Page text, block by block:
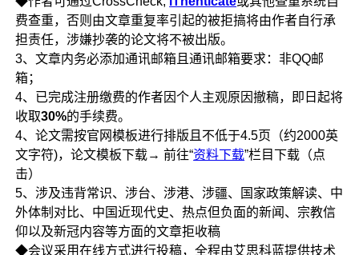
费查重，否则由文章重复率引起的被拒搞将由作者自行承
担责任，涉嫌抄袭的论文将不被出版。
3、文章内务必添加通讯邮箱且通讯邮箱要求：非QQ邮
箱；
4、已完成注册缴费的作者因个人主观原因撤稿，即日起将
收取30%的手续费。
4、论文需按官网模板进行排版且不低于4.5页（约2000英
文字符)，论文模板下载→ 前往“资料下载”栏目下载（点
击）
5、涉及违背常识、涉台、涉港、涉疆、国家政策解读、中
外体制对比、中国近现代史、热点但负面的新闻、宗教信
仰以及新冠内容等方面的文章拒收稿
◆会议采用在线方式进行投稿，全程由艾思科蓝提供技术